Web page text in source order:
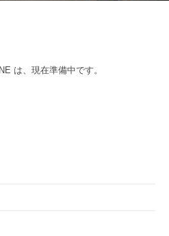
は、現在準備中です。